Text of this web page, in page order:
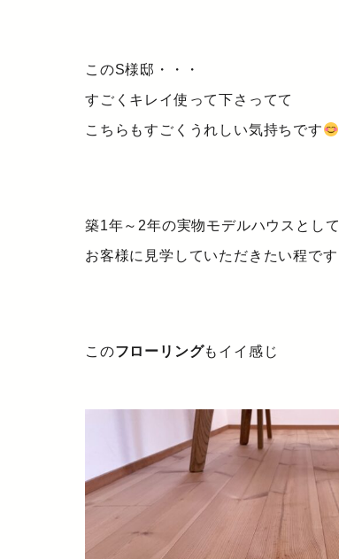
このS様邸・・・
すごくキレイ使って下さってて
こちらもすごくうれしい気持ちです
築1年～2年の実物モデルハウスとして
お客様に見学していただきたい程です
このフローリングもイイ感じ